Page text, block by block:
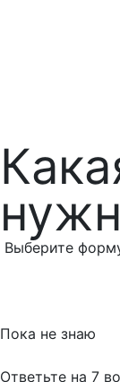
Выберите
Пока не знаю
Ответьте на 7